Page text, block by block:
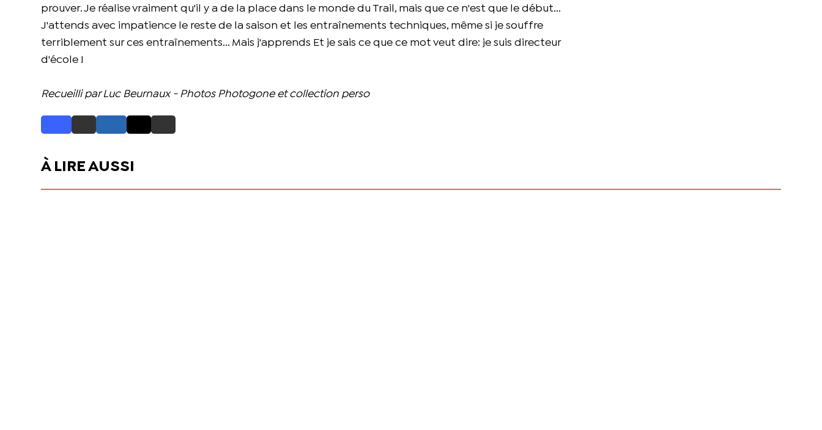
prouver. Je réalise vraiment qu'il y a de la place dans le monde du Trail, mais que ce n'est que le début...
J'attends avec impatience le reste de la saison et les entraînements techniques, même si je souffre
terriblement sur ces entraînements... Mais j'apprends Et je sais ce que ce mot veut dire: je suis directeur
d'école !
Recueilli par Luc Beurnaux - Photos Photogone et collection perso
À LIRE AUSSI